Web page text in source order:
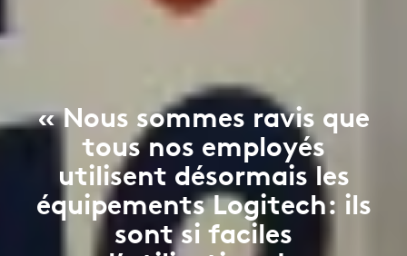
« Nous sommes ravis que
tous nos employés
utilisent désormais les
équipements Logitech: ils
sont si faciles